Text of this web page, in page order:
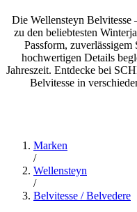
Die Wellensteyn Belvitesse
zu den beliebtesten
Passform,
hochwertigen Details
Jahreszeit. Entdecke bei
Belvitesse in
Marken
/
Wellensteyn
/
Belvitesse / Belvedere